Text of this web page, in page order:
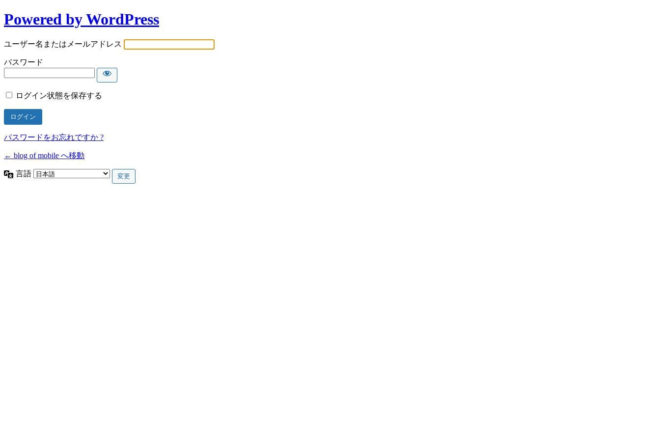
Powered by WordPress
ユーザー名またはメールアドレス
パスワード
ログイン状態を保存する
パスワードをお忘れですか ?
← blog of mobile へ移動
言語